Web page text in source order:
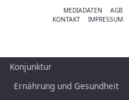
MEDIADATEN
AGB
KONTAKT
IMPRESSUM
Konjunktur
Ernährung und Gesundheit